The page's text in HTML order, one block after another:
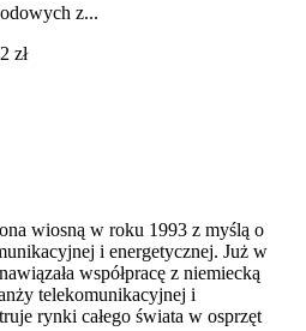
z...
zł
wiosną w roku 1993 z myślą o
i energetycznej. Już w
współpracę z niemiecką
telekomunikacyjnej i
rynki całego świata w osprzęt